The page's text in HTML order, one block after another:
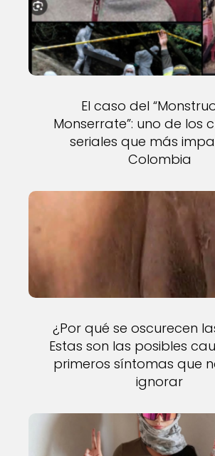
El caso del
Monserrate”: uno de los
seriales que más
Colombia
¿Por qué se oscurecen
Estas son las posibles
primeros síntomas que
ignorar